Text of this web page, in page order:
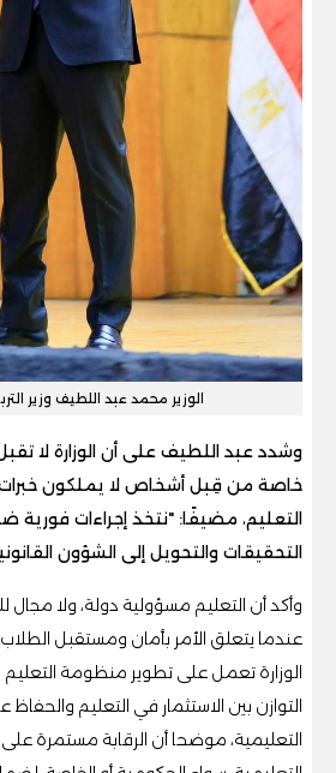
الوزير محمد عبد اللطيف وزير
وشدد عبد اللطيف على أن الوزارة لا
خاصة من قِبل أشخاص لا يملكون
التعليم، مضيفًا: "نتخذ إجراءات
التحقيقات والتحويل إلى الشؤون
وأكد أن التعليم مسؤولية دولة، ولا مجال
عندما يتعلق الأمر بأمان ومستقبل الطلاب،
الوزارة تعمل على تطوير منظومة
التوازن بين الاستثمار في التعليم
التعليمية، موضحا أن الرقابة مستمرة